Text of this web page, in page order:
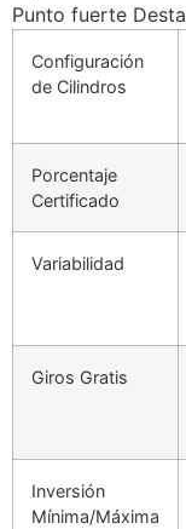
Punto fuerte
Configuración
de Cilindros
Porcentaje
Certificado
Variabilidad
Giros Gratis
Inversión
Mínima/Máxima